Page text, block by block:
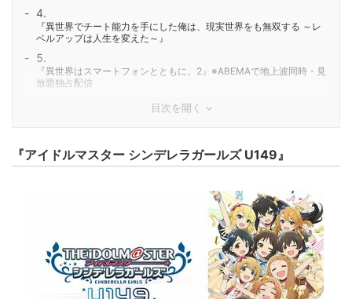
『異世界でチート能力を手にした俺は、現実世界をも無双する ～レ
ベルアップは人生を変えた～』
『異世界はスマートフォンとともに。2』※ABEMAで地上波同時・見
放題独占配信
目次を開く
『アイドルマスター シンデレラガールズ U149』